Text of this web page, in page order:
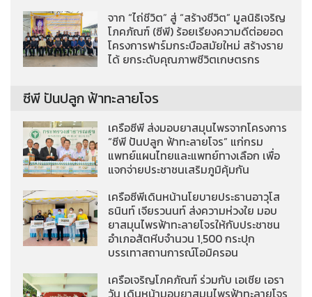
จาก “ไถ่ชีวิต” สู่ “สร้างชีวิต” มูลนิธิเจริญ
โภคภัณฑ์ (ซีพี) ร้อยเรียงความดีต่อยอด
โครงการฟาร์มกระบือสมัยใหม่ สร้างราย
ได้ ยกระดับคุณภาพชีวิตเกษตรกร
ซีพี ปันปลูก ฟ้าทะลายโจร
เครือซีพี ส่งมอบยาสมุนไพรจากโครงการ
“ซีพี ปันปลูก ฟ้าทะลายโจร” แก่กรม
แพทย์แผนไทยและแพทย์ทางเลือก เพื่อ
แจกจ่ายประชาชนเสริมภูมิคุ้มกัน
เครือซีพีเดินหน้านโยบายประธานอาวุโส
ธนินท์ เจียรวนนท์ ส่งความห่วงใย มอบ
ยาสมุนไพรฟ้าทะลายโจรให้กับประชาชน
อำเภอสัตหีบจำนวน 1,500 กระปุก
บรรเทาสถานการณ์โอมิครอน
เครือเจริญโภคภัณฑ์ ร่วมกับ เอเชีย เอรา